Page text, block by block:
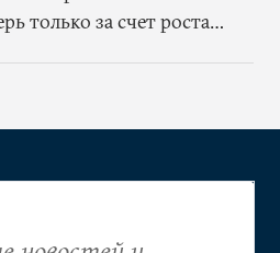
только за счет роста